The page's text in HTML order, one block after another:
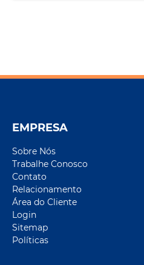
EMPRESA
Sobre Nós
Trabalhe Conosco
Contato
Relacionamento
Área do Cliente
Login
Sitemap
Políticas